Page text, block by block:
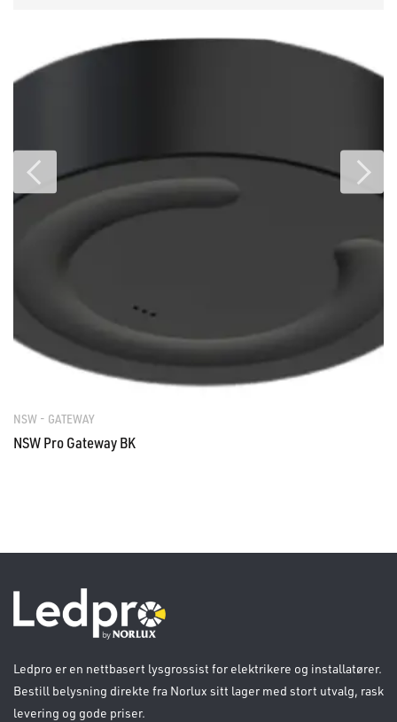
NSW - GATEWAY
NSW Pro Gateway BK
Ledpro er en nettbasert lysgrossist for elektrikere og installatører.
Bestill belysning direkte fra Norlux sitt lager med stort utvalg, rask
levering og gode priser.